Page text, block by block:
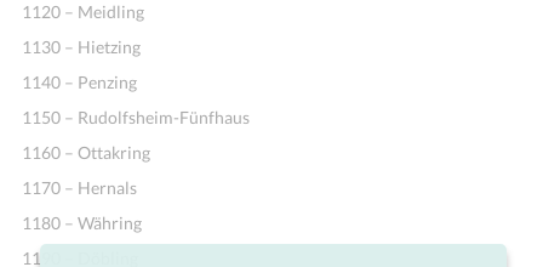
1120 – Meidling
1130 – Hietzing
1140 – Penzing
1150 – Rudolfsheim-Fünfhaus
1160 – Ottakring
1170 – Hernals
1180 – Währing
1190 – Döbling